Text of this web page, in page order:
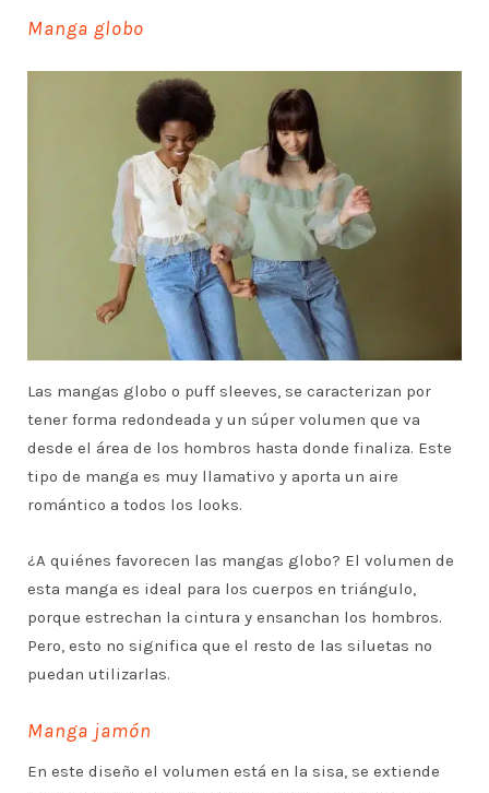
Manga globo
Las mangas globo o puff sleeves, se caracterizan por
tener forma redondeada y un súper volumen que va
desde el área de los hombros hasta donde finaliza. Este
tipo de manga es muy llamativo y aporta un aire
romántico a todos los looks.
¿A quiénes favorecen las mangas globo? El volumen de
esta manga es ideal para los cuerpos en triángulo,
porque estrechan la cintura y ensanchan los hombros.
Pero, esto no significa que el resto de las siluetas no
puedan utilizarlas.
Manga jamón
En este diseño el volumen está en la sisa, se extiende